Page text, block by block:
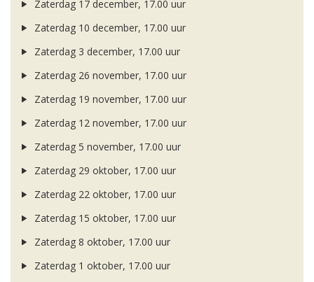
Zaterdag 17 december, 17.00 uur
Zaterdag 10 december, 17.00 uur
Zaterdag 3 december, 17.00 uur
Zaterdag 26 november, 17.00 uur
Zaterdag 19 november, 17.00 uur
Zaterdag 12 november, 17.00 uur
Zaterdag 5 november, 17.00 uur
Zaterdag 29 oktober, 17.00 uur
Zaterdag 22 oktober, 17.00 uur
Zaterdag 15 oktober, 17.00 uur
Zaterdag 8 oktober, 17.00 uur
Zaterdag 1 oktober, 17.00 uur